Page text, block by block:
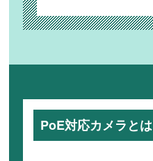
PoE対応カメラとは